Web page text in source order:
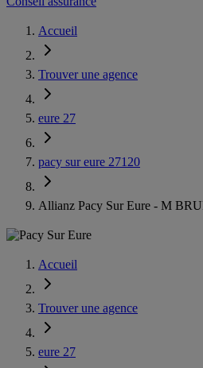
Accueil
Trouver une agence
eure 27
pacy sur eure 27120
Allianz Pacy Sur Eure - M
Accueil
Trouver une agence
eure 27